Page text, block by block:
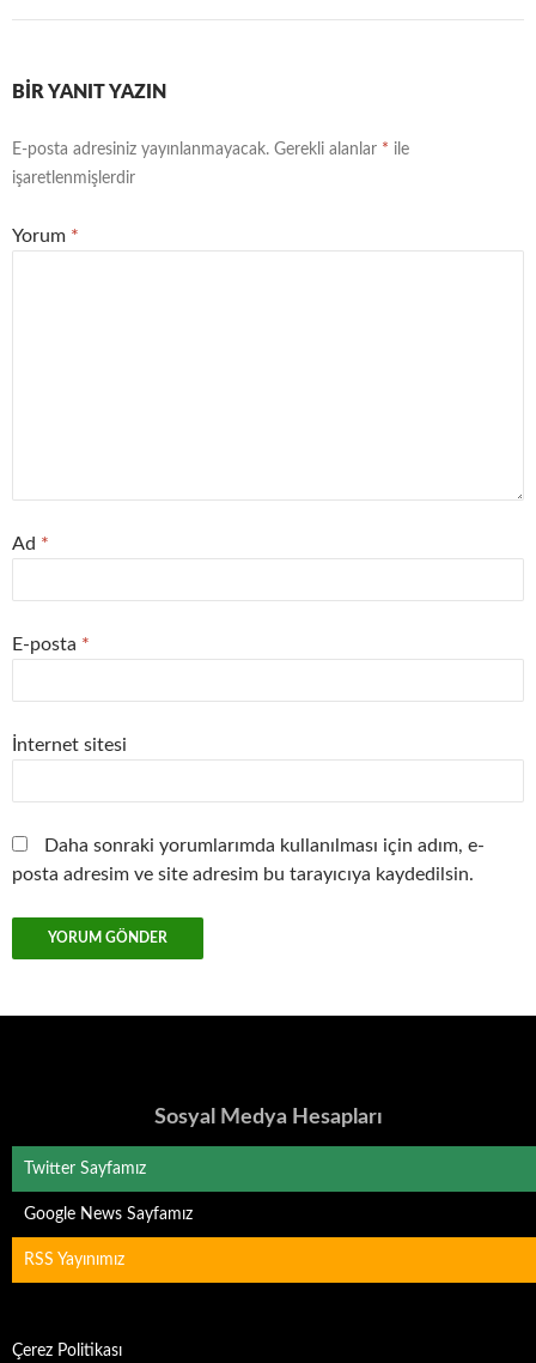
BIR YANIT YAZIN
E-posta adresiniz yayınlanmayacak. Gerekli alanlar * ile
işaretlenmişlerdir
Yorum *
Ad *
E-posta *
İnternet sitesi
Daha sonraki yorumlarımda kullanılması için adım, e-
posta adresim ve site adresim bu tarayıcıya kaydedilsin.
Sosyal Medya Hesapları
Twitter Sayfamız
Google News Sayfamız
RSS Yayınımız
Çerez Politikası